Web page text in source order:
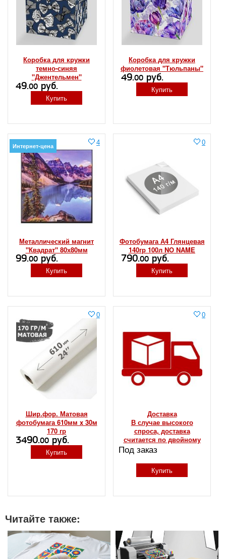
Коробка для кружки
темно-синяя
"Джентельмен"
49.00 руб.
Купить
Коробка для кружки
фиолетовая "Тюльпаны"
49.00 руб.
Купить
Металлический магнит
"Квадрат" 80х80мм
4
Интернет-цена
99.00 руб.
Купить
Фотобумага А4 Глянцевая
140гр 100л NO NAME
0
790.00 руб.
Купить
Шир.фор. Матовая
фотобумага 610мм x 30м
170 гр
0
3490.00 руб.
Купить
Доставка
В случае высокого
спроса, доставка
считается по двойному
тарифу, либо
откладывается до
оптимальной
загруженности дорог
0
Под заказ
Купить
Читайте также: